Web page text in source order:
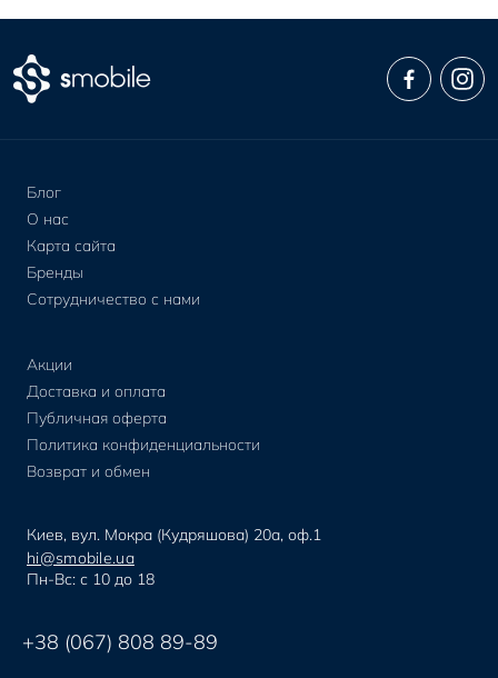
Блог
О нас
Карта сайта
Бренды
Сотрудничество с нами
Акции
Доставка и оплата
Публичная оферта
Политика конфиденциальности
Возврат и обмен
Киев, вул. Мокра (Кудряшова) 20а, оф.1
hi@smobile.ua
Пн-Вс: с 10 до 18
+38 (067) 808 89-89